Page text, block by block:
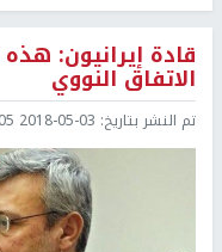
قادة إيرانيون: هذه
الاتفاق النووي
تم النشر بتاريخ: 2018-05-03 19:05